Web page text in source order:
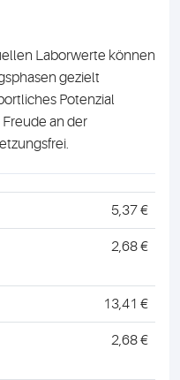
Laborwerte können
gezielt
Potenzial
an der
5,37 €
2,68 €
13,41 €
2,68 €